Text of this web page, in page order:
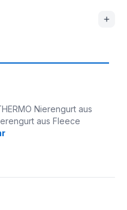
Nierengurt aus
aus Fleece